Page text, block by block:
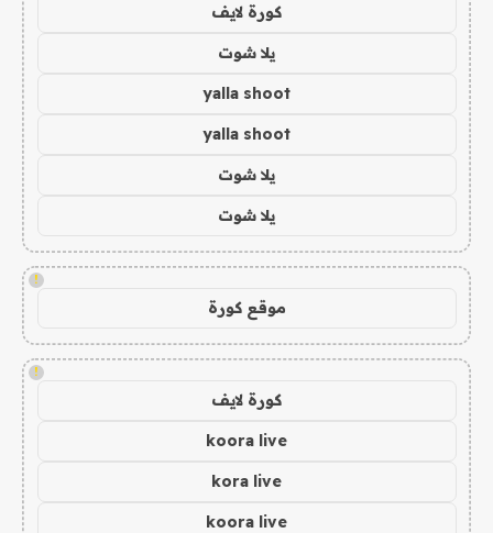
كورة لايف
يلا شوت
yalla shoot
yalla shoot
يلا شوت
يلا شوت
!
موقع كورة
!
كورة لايف
koora live
kora live
koora live